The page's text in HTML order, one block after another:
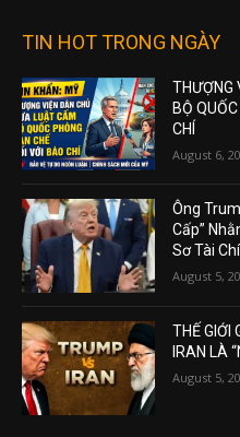
TIN HOT TRONG NGÀY
THƯỢNG
BỘ
CHÍ
August 6,
Ông
Cấp”
Sơ Tài
August 5,
THẾ GIỚI
IRAN LÀ
August 5,